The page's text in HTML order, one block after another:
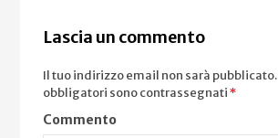
Lascia un commento
Il tuo indirizzo email non sarà pubblicato.
obbligatori sono contrassegnati*
Commento